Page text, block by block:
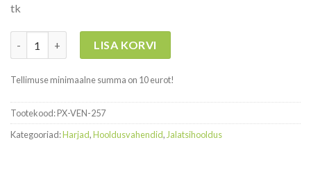
tk
LISA KORVI
Tellimuse minimaalne summa on 10 eurot!
Tootekood:PX-VEN-257
Kategooriad:Harjad,Hooldusvahendid, Jalatsihooldus